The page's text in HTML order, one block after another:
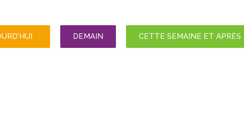
DEMAIN CETTE SEMAINE ET APRÈS